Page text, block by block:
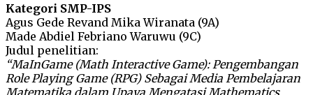
Kategori SMP-IPS
Agus Gede Revand Mika Wiranata (9A)
Made Abdiel Febriano Waruwu (9C)
Judul penelitian:
“MaInGame (Math Interactive Game): Pengembangan
Role Playing Game (RPG) Sebagai Media Pembelajaran
Matematika dalam Upaya Mengatasi Mathematics